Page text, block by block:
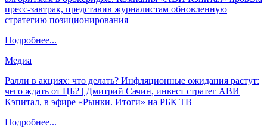
пресс-завтрак, представив журналистам обновленную
стратегию позиционирования
Подробнее...
Медиа
Ралли в акциях: что делать? Инфляционные ожидания растут:
чего ждать от ЦБ? | Дмитрий Сачин, инвест стратег АВИ
Кэпитал, в эфире «Рынки. Итоги» на РБК ТВ
Подробнее...